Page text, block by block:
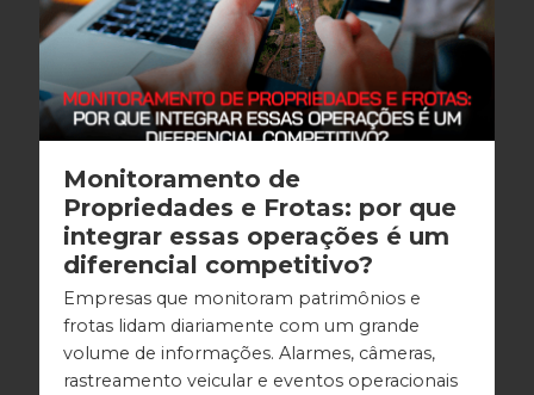
Monitoramento de
Propriedades e Frotas: por que
integrar essas operações é um
diferencial competitivo?
Empresas que monitoram patrimônios e
frotas lidam diariamente com um grande
volume de informações. Alarmes, câmeras,
rastreamento veicular e eventos operacionais